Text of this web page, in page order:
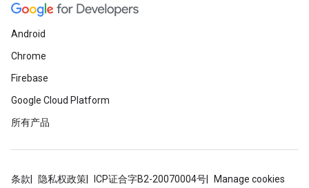
Android
Chrome
Firebase
Google Cloud Platform
所有产品
条款 隐私权政策 ICP证合字B2-20070004号 Manage cookies